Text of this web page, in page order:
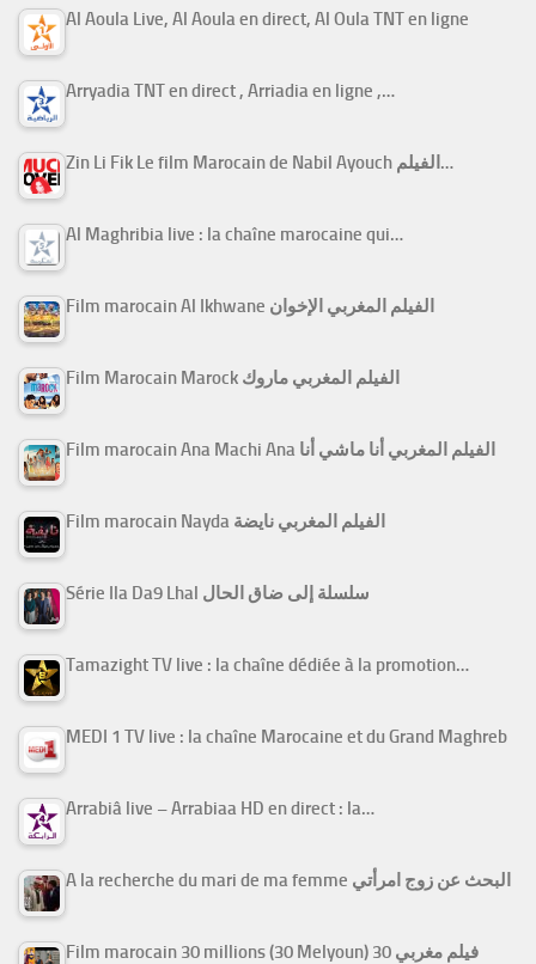
Al Aoula Live, Al Aoula en direct, Al Oula TNT en ligne
Arryadia TNT en direct , Arriadia en ligne ,…
Zin Li Fik Le film Marocain de Nabil Ayouch الفيلم…
Al Maghribia live : la chaîne marocaine qui…
Film marocain Al Ikhwane الفيلم المغربي الإخوان
Film Marocain Marock الفيلم المغربي ماروك
Film marocain Ana Machi Ana الفيلم المغربي أنا ماشي أنا
Film marocain Nayda الفيلم المغربي نايضة
Série Ila Da9 Lhal سلسلة إلى ضاق الحال
Tamazight TV live : la chaîne dédiée à la promotion…
MEDI 1 TV live : la chaîne Marocaine et du Grand Maghreb
Arrabiâ live – Arrabiaa HD en direct : la…
A la recherche du mari de ma femme البحث عن زوج امرأتي
Film marocain 30 millions (30 Melyoun) فيلم مغربي 30